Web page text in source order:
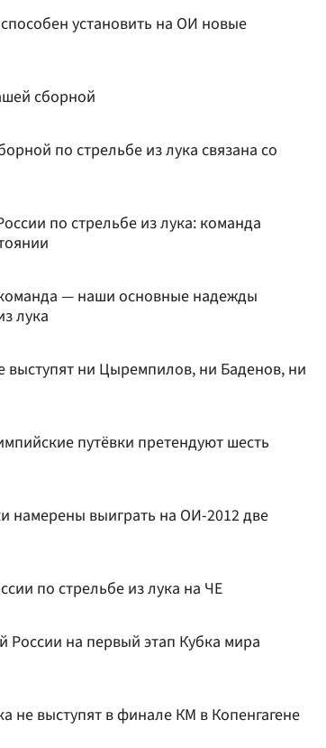
установить на ОИ новые
сборной
по стрельбе из лука связана со
по стрельбе из лука: команда
— наши основные надежды
лука
выступят ни Цыремпилов, ни Баденов, ни
путёвки претендуют шесть
намерены выиграть на ОИ-2012 две
по стрельбе из лука на ЧЕ
России на первый этап Кубка мира
не выступят в финале КМ в Копенгагене